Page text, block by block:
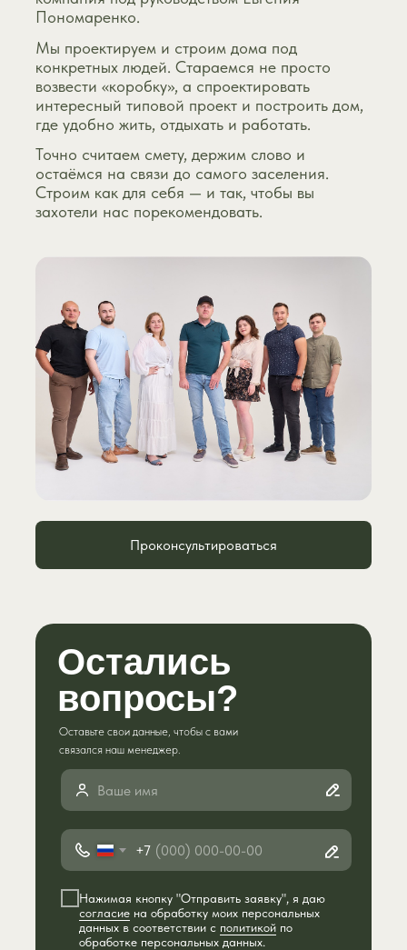
Проконсультироваться
Пономаренко.
Мы проектируем и строим дома под
конкретных людей. Стараемся не просто
возвести «коробку», а спроектировать
интересный типовой проект и построить дом,
где удобно жить, отдыхать и работать.
Точно считаем смету, держим слово и
остаёмся на связи до самого заселения.
Строим как для себя — и так, чтобы вы
захотели нас порекомендовать.
+7
Нажимая кнопку "Отправить заявку", я даю
согласие на обработку моих персональных
данных в соответствии с политикой по
обработке персональных данных.
Остались
вопросы?
Оставьте свои данные, чтобы с вами
связался наш менеджер.